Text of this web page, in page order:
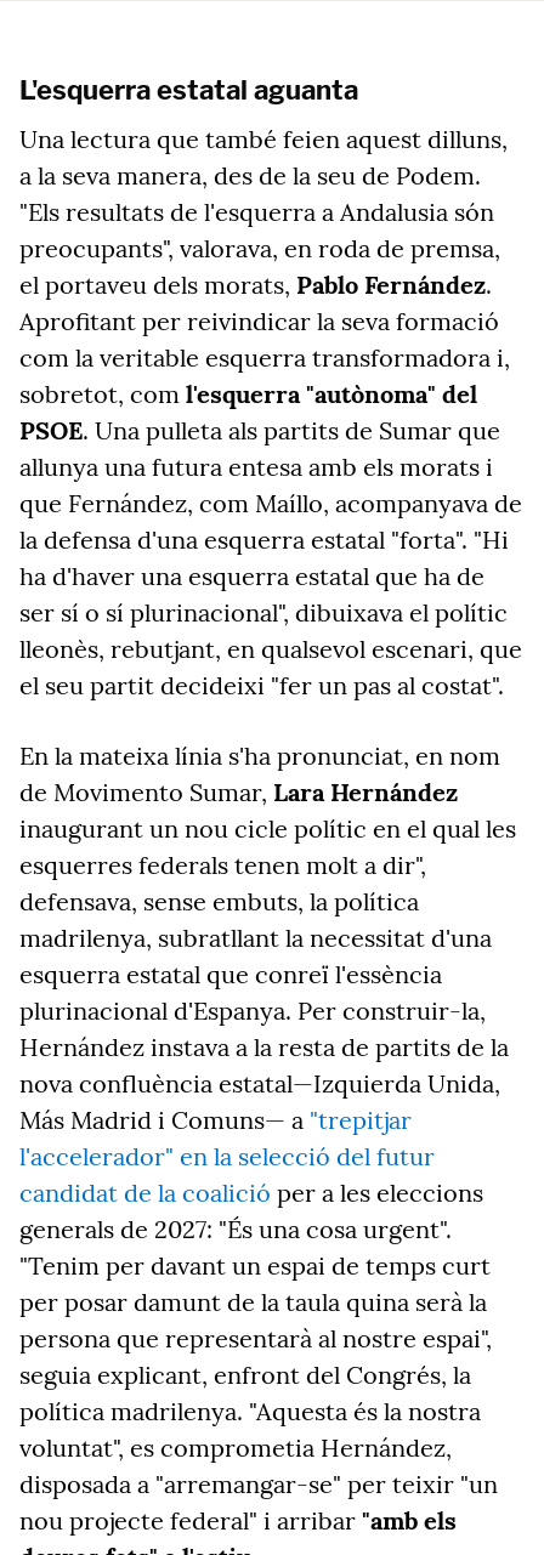
L'esquerra estatal aguanta
Una lectura que també feien aquest dilluns,
a la seva manera, des de la seu de Podem.
"Els resultats de l'esquerra a Andalusia són
preocupants", valorava, en roda de premsa,
el portaveu dels morats, Pablo Fernández.
Aprofitant per reivindicar la seva formació
com la veritable esquerra transformadora i,
sobretot, com l'esquerra "autònoma" del
PSOE. Una pulleta als partits de Sumar que
allunya una futura entesa amb els morats i
que Fernández, com Maíllo, acompanyava de
la defensa d'una esquerra estatal "forta". "Hi
ha d'haver una esquerra estatal que ha de
ser sí o sí plurinacional", dibuixava el polític
lleonès, rebutjant, en qualsevol escenari, que
el seu partit decideixi "fer un pas al costat".
En la mateixa línia s'ha pronunciat, en nom
de Movimento Sumar, Lara Hernández
inaugurant un nou cicle polític en el qual les
esquerres federals tenen molt a dir",
defensava, sense embuts, la política
madrilenya, subratllant la necessitat d'una
esquerra estatal que conreï l'essència
plurinacional d'Espanya. Per construir-la,
Hernández instava a la resta de partits de la
nova confluència estatal—Izquierda Unida,
Más Madrid i Comuns— a "trepitjar
l'accelerador" en la selecció del futur
candidat de la coalició per a les eleccions
generals de 2027: "És una cosa urgent".
"Tenim per davant un espai de temps curt
per posar damunt de la taula quina serà la
persona que representarà al nostre espai",
seguia explicant, enfront del Congrés, la
política madrilenya. "Aquesta és la nostra
voluntat", es comprometia Hernández,
disposada a "arremangar-se" per teixir "un
nou projecte federal" i arribar "amb els